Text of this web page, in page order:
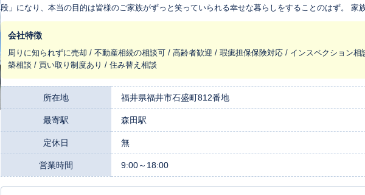
段」になり、本当の目的は皆様のご家族がずっと笑っていられる幸せな暮らしをすることのはず。 家
続けるためのサービスを提供しているのが「まいほむ」なのです。
会社特徴
周りに知られずに売却 / 不動産相続の相談可 / 高齢者歓迎 / 瑕疵担保保険対応 / インスペクション相
築相談 / 買い取り制度あり / 住み替え相談
所在地 福井県福井市石盛町812番地
最寄駅 森田駅
定休日 無
営業時間 9:00～18:00